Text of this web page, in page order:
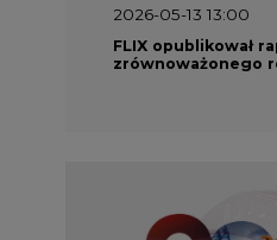
2026-05-13 13:00
FLIX opublikował
zrównoważonego